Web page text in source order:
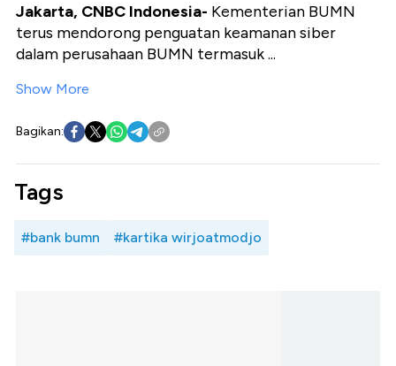
Jakarta, CNBC Indonesia- Kementerian BUMN
terus mendorong penguatan keamanan siber
dalam perusahaan BUMN termasuk ...
Show More
Bagikan:
Tags
#bank bumn #kartika wirjoatmodjo